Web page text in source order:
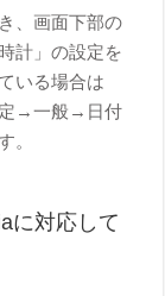
、画面下部の
計」の設定を
いる場合は
定→一般→日付
。
に対応して